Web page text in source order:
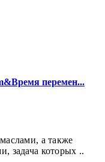
перемен...
а также
задача которых ..